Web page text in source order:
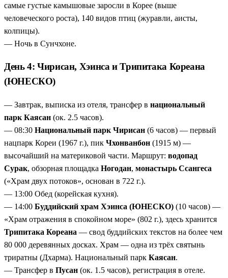
самые густые камышовые заросли в Корее (выше
человеческого роста), 140 видов птиц (журавли, аисты,
колпицы).
— Ночь в Сунчхоне.
День 4: Чирисан, Хэинса и Трипитака Кореана
(ЮНЕСКО)
— Завтрак, выписка из отеля, трансфер в национальный
парк Каясан (ок. 2.5 часов).
— 08:30 Национальный парк Чирисан (6 часов) — первый
нацпарк Кореи (1967 г.), пик Чхонванбон (1915 м) —
высочайший на материковой части. Маршрут: водопад
Сурак, обзорная площадка Ногодан, монастырь Ссангеса
(«Храм двух потоков», основан в 722 г.).
— 13:00 Обед (корейская кухня).
— 14:00 Буддийский храм Хэинса (ЮНЕСКО) (10 часов) —
«Храм отражения в спокойном море» (802 г.), здесь хранится
Трипитака Кореана — свод буддийских текстов на более чем
80 000 деревянных досках. Храм — одна из трёх святынь
триратны (Дхарма). Национальный парк Каясан.
— Трансфер в Пусан (ок. 1.5 часов), регистрация в отеле.